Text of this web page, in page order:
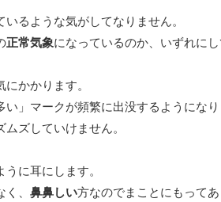
いるような気がしてなりません。
正常気象になっているのか、いずれに
にかかります。
」マークが頻繁に出没するようになり
ズしていけません。
うに耳にします。
、 鼻鼻しい方なのでまことにもって